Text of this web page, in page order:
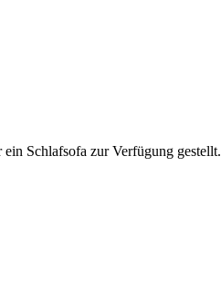
Schlafsofa zur Verfügung gestellt.